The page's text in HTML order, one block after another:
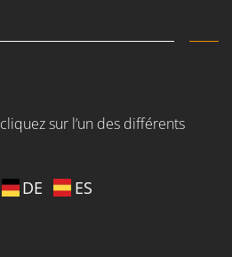
sur l’un des différents
DE ES